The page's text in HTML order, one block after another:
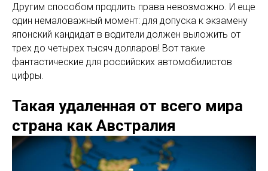
Другим способом продлить права невозможно. И еще
один немаловажный момент: для допуска к экзамену
японский кандидат в водители должен выложить от
трех до четырех тысяч долларов! Вот такие
фантастические для российских автомобилистов
цифры.
Такая удаленная от всего мира
страна как Австралия